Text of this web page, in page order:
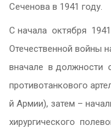
Сеченова в 1941 году.
С начала октября
Отечественной войны
вначале в должности
противотанкового
й Армии), затем –
хирургического